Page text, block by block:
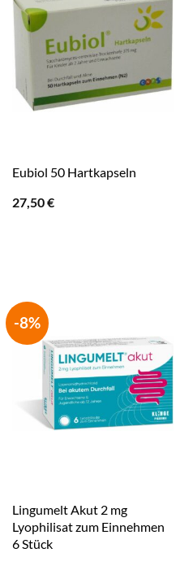
Eubiol 50 Hartkapseln
27,50€
-8%
Lingumelt Akut 2 mg
Lyophilisat zum Einnehmen
6 Stück